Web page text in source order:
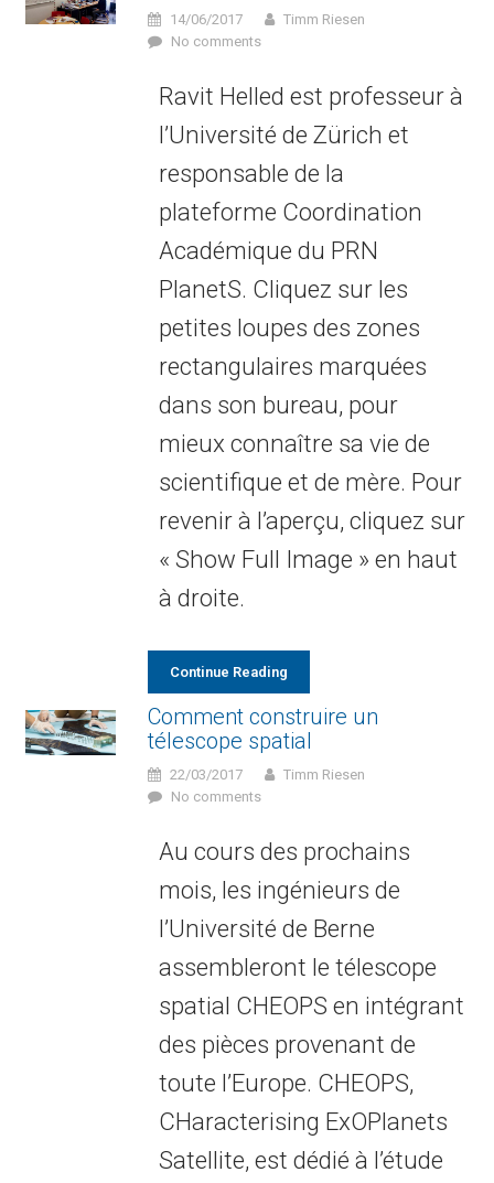
14/06/2017
Timm Riesen
No comments
Ravit Helled est professeur à
l’Université de Zürich et
responsable de la
plateforme Coordination
Académique du PRN
PlanetS. Cliquez sur les
petites loupes des zones
rectangulaires marquées
dans son bureau, pour
mieux connaître sa vie de
scientifique et de mère. Pour
revenir à l’aperçu, cliquez sur
« Show Full Image » en haut
à droite.
Continue Reading
Comment construire un
télescope spatial
22/03/2017
Timm Riesen
No comments
Au cours des prochains
mois, les ingénieurs de
l’Université de Berne
assembleront le télescope
spatial CHEOPS en intégrant
des pièces provenant de
toute l’Europe. CHEOPS,
CHaracterising ExOPlanets
Satellite, est dédié à l’étude